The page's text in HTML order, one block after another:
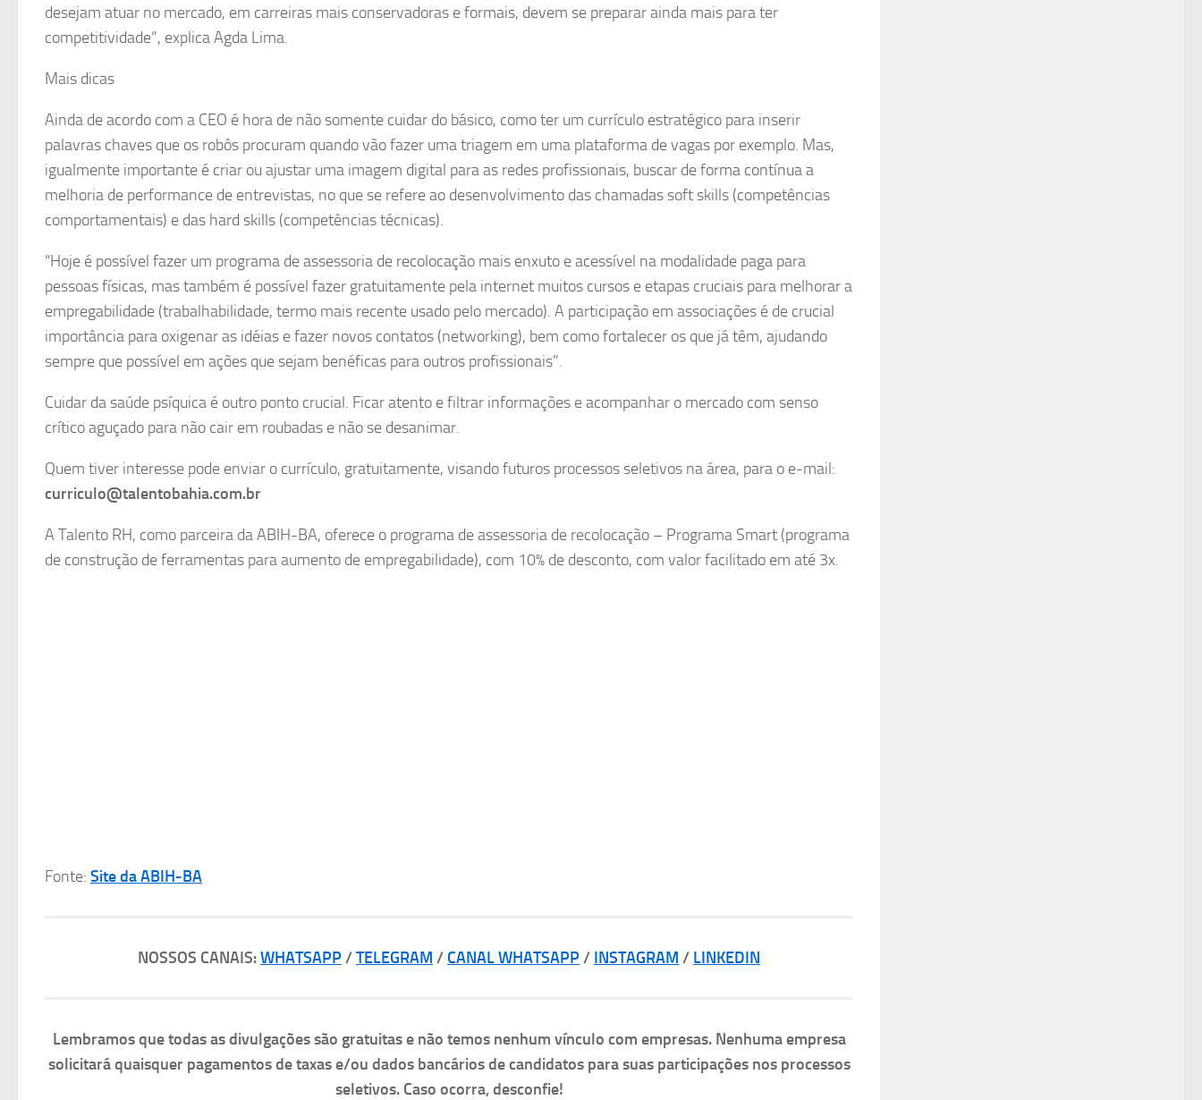
desejam atuar no mercado, em carreiras mais conservadoras e formais, devem se preparar ainda mais para ter
competitividade”, explica Agda Lima.
Mais dicas
Ainda de acordo com a CEO é hora de não somente cuidar do básico, como ter um currículo estratégico para inserir
palavras chaves que os robôs procuram quando vão fazer uma triagem em uma plataforma de vagas por exemplo. Mas,
igualmente importante é criar ou ajustar uma imagem digital para as redes profissionais, buscar de forma contínua a
melhoria de performance de entrevistas, no que se refere ao desenvolvimento das chamadas soft skills (competências
comportamentais) e das hard skills (competências técnicas).
“Hoje é possível fazer um programa de assessoria de recolocação mais enxuto e acessível na modalidade paga para
pessoas físicas, mas também é possível fazer gratuitamente pela internet muitos cursos e etapas cruciais para melhorar a
empregabilidade (trabalhabilidade, termo mais recente usado pelo mercado). A participação em associações é de crucial
importância para oxigenar as idéias e fazer novos contatos (networking), bem como fortalecer os que já têm, ajudando
sempre que possível em ações que sejam benéficas para outros profissionais”.
Cuidar da saúde psíquica é outro ponto crucial. Ficar atento e filtrar informações e acompanhar o mercado com senso
crítico aguçado para não cair em roubadas e não se desanimar.
Quem tiver interesse pode enviar o currículo, gratuitamente, visando futuros processos seletivos na área, para o e-mail:
curriculo@talentobahia.com.br
A Talento RH, como parceira da ABIH-BA, oferece o programa de assessoria de recolocação – Programa Smart (programa
de construção de ferramentas para aumento de empregabilidade), com 10% de desconto, com valor facilitado em até 3x.
Fonte: Site da ABIH-BA
NOSSOS CANAIS:WHATSAPP/ TELEGRAM / CANAL WHATSAPP/ INSTAGRAM / LINKEDIN
Lembramos que todas as divulgações são gratuitas e não temos nenhum vínculo com empresas. Nenhuma empresa
solicitará quaisquer pagamentos de taxas e/ou dados bancários de candidatos para suas participações nos processos
seletivos. Caso ocorra, desconfie!